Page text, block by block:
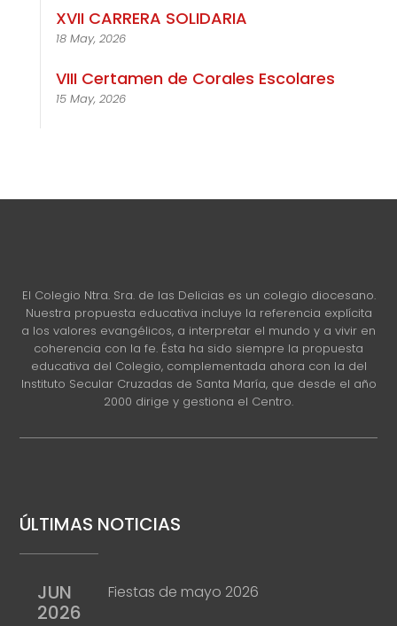
XVII CARRERA SOLIDARIA
18 May, 2026
VIII Certamen de Corales Escolares
15 May, 2026
El Colegio Ntra. Sra. de las Delicias es un colegio diocesano.
Nuestra propuesta educativa incluye la referencia explícita
a los valores evangélicos, a interpretar el mundo y a vivir en
coherencia con la fe. Ésta ha sido siempre la propuesta
educativa del Colegio, complementada ahora con la del
Instituto Secular Cruzadas de Santa María, que desde el año
2000 dirige y gestiona el Centro.
ÚLTIMAS NOTICIAS
JUN
2026
Fiestas de mayo 2026